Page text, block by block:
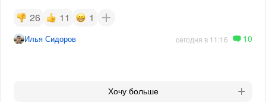
26 11 1
Илья Сидоров сегодня в 11:16 10
Хочу больше